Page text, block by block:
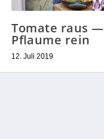
Tomate raus —
Pflaume rein
12. Juli 2019